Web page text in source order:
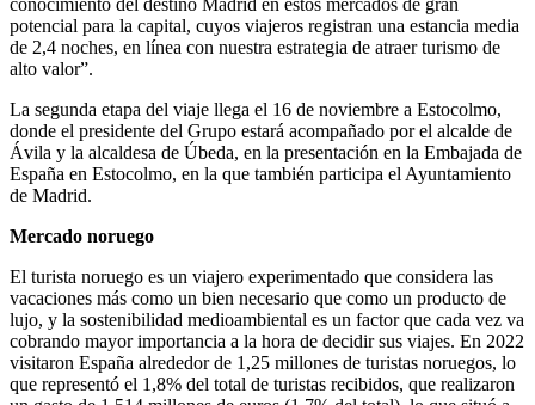
conocimiento del destino Madrid en estos mercados de gran
potencial para la capital, cuyos viajeros registran una estancia media
de 2,4 noches, en línea con nuestra estrategia de atraer turismo de
alto valor”.
La segunda etapa del viaje llega el 16 de noviembre a Estocolmo,
donde el presidente del Grupo estará acompañado por el alcalde de
Ávila y la alcaldesa de Úbeda, en la presentación en la Embajada de
España en Estocolmo, en la que también participa el Ayuntamiento
de Madrid.
Mercado noruego
El turista noruego es un viajero experimentado que considera las
vacaciones más como un bien necesario que como un producto de
lujo, y la sostenibilidad medioambiental es un factor que cada vez va
cobrando mayor importancia a la hora de decidir sus viajes. En 2022
visitaron España alrededor de 1,25 millones de turistas noruegos, lo
que representó el 1,8% del total de turistas recibidos, que realizaron